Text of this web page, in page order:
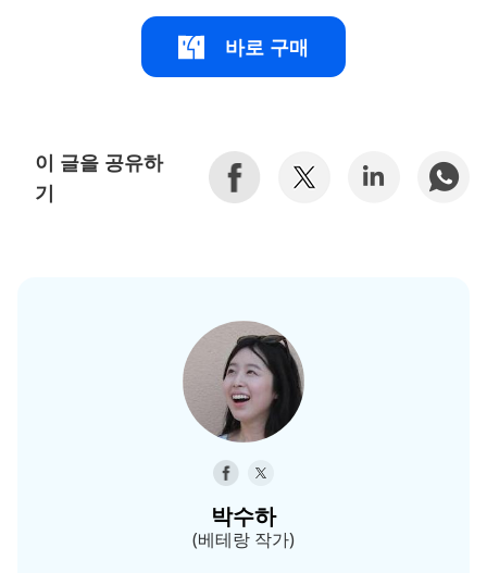
바로 구매
이 글을 공유하
기
박수하
(베테랑 작가)